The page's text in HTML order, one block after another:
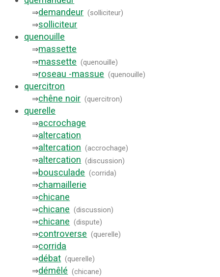
⇒demandeur (solliciteur)
⇒solliciteur
quenouille
⇒massette
⇒massette (quenouille)
⇒roseau -massue (quenouille)
quercitron
⇒chêne noir (quercitron)
querelle
⇒accrochage
⇒altercation
⇒altercation (accrochage)
⇒altercation (discussion)
⇒bousculade (corrida)
⇒chamaillerie
⇒chicane
⇒chicane (discussion)
⇒chicane (dispute)
⇒controverse (querelle)
⇒corrida
⇒débat (querelle)
⇒démêlé (chicane)